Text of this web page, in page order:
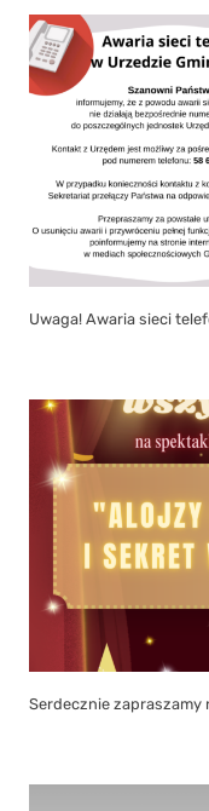
Uwaga! Awaria sieci
Serdecznie zapraszamy